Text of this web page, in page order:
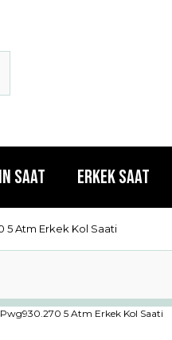
Saat Erkek Saat
5 Atm Erkek Kol Saati